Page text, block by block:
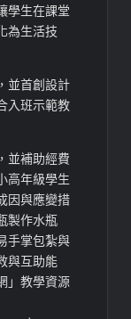
學生在課堂
為生活技
並首創設計
入班示範教
並補助經費
高年級學生
因與應變措
製作水瓶
手掌包紮與
與互助能
」教學資源